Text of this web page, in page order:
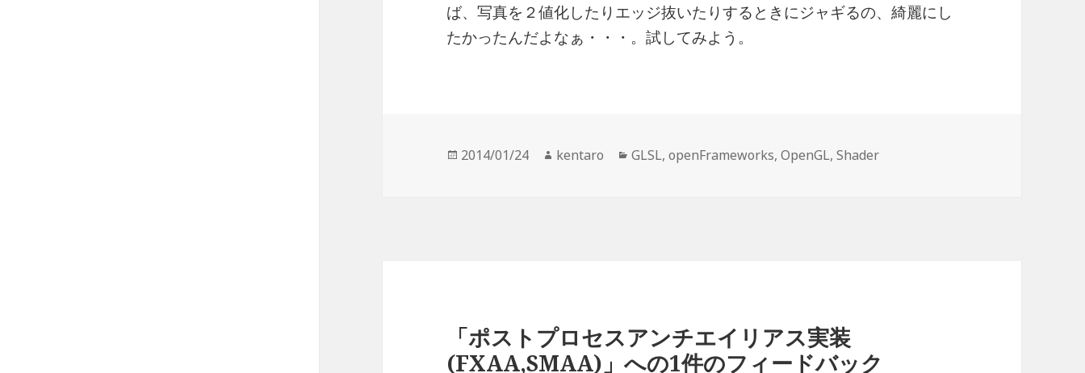
ば、写真を２値化したりエッジ抜いたりするときにジャギるの、綺麗にし
たかったんだよなぁ・・・。試してみよう。
投
2014/01/24
作
kentaro
カ
GLSL,openFrameworks,OpenGL,Shader
「ポストプロセスアンチエイリアス実装
(FXAA,SMAA)」への1件のフィードバック